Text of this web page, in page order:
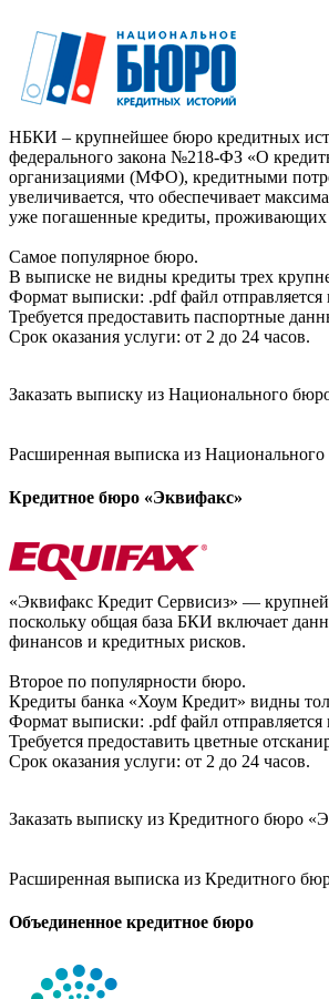
НБКИ – крупнейшее бюро кредитных
федерального закона №218-ФЗ «О
организациями (МФО), кредитными
увеличивается, что обеспечивает
уже погашенные кредиты, проживающих
Самое популярное бюро.
В выписке не видны кредиты трех
Формат выписки: .pdf файл
Требуется предоставить паспортные
Срок оказания услуги: от 2 до 24 часов.
Заказать выписку из Национального
Расширенная выписка из
Кредитное бюро «Эквифакс»
«Эквифакс Кредит Сервисиз» —
поскольку общая база БКИ включает
финансов и кредитных рисков.
Второе по популярности бюро.
Кредиты банка «Хоум Кредит» видны
Формат выписки: .pdf файл
Требуется предоставить цветные
Срок оказания услуги: от 2 до 24 часов.
Заказать выписку из Кредитного бюро
Расширенная выписка из Кредитного
Объединенное кредитное бюро